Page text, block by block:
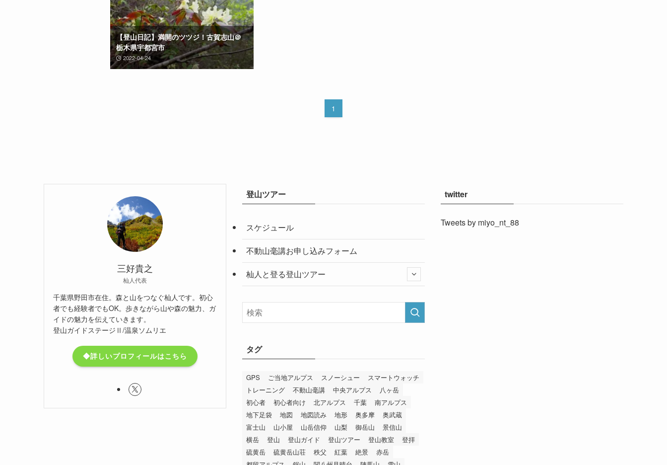
【登山日記】満開のツツジ！古賀志山＠
栃木県宇都宮市
2022-04-24
1
三好貴之
杣人代表
千葉県野田市在住。森と山をつなぐ杣人です。初心
者でも経験者でもOK。歩きながら山や森の魅力、ガ
イドの魅力を伝えていきます。
登山ガイドステージⅡ/温泉ソムリエ
◆詳しいプロフィールはこちら
登山ツアー
スケジュール
不動山毫講お申し込みフォーム
杣人と登る登山ツアー
タグ
GPS ご当地アルプス スノーシュー
スマートウォッチ
トレーニング
不動山毫講 中央アルプス
八ヶ岳
初心者
初心者向け 北アルプス 千葉
南アルプス
地下足袋
地図 地図読み 地形 奥多摩
奥武蔵
富士山
山小屋 山岳信仰 山梨 御岳山
景信山
横岳
登山 登山ガイド 登山ツアー 登山教室
登拝
硫黄岳
硫黄岳山荘 秩父 紅葉 絶景
赤岳
twitter
Tweets by miyo_nt_88